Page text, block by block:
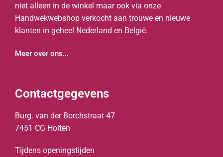
niet alleen in de winkel maar ook via onze
Handwekwebshop verkocht aan trouwe en nieuwe
klanten in geheel Nederland en België.
Meer over ons...
Contactgegevens
Burg. van der Borchstraat 47
7451 CG Holten
Tijdens openingstijden